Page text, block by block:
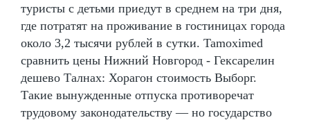
туристы с детьми приедут в среднем на три дня,
где потратят на проживание в гостиницах города
около 3,2 тысячи рублей в сутки. Tamoximed
сравнить цены Нижний Новгород - Гексарелин
дешево Талнах: Хорагон стоимость Выборг.
Такие вынужденные отпуска противоречат
трудовому законодательству — но государство